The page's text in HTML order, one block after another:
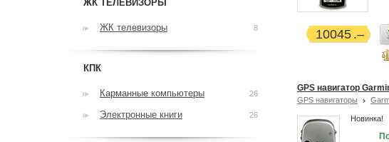
10045
GPS навигатор
GPS навигаторы
Новинка!
ЖК ТЕЛЕВИЗОРЫ
ЖК телевизоры 8
КПК
Карманные компьютеры 26
Электронные книги 26